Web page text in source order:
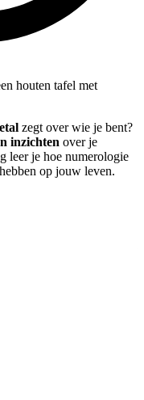
zegt over wie je bent?
inzichten over je
leer je hoe numerologie
op jouw leven.